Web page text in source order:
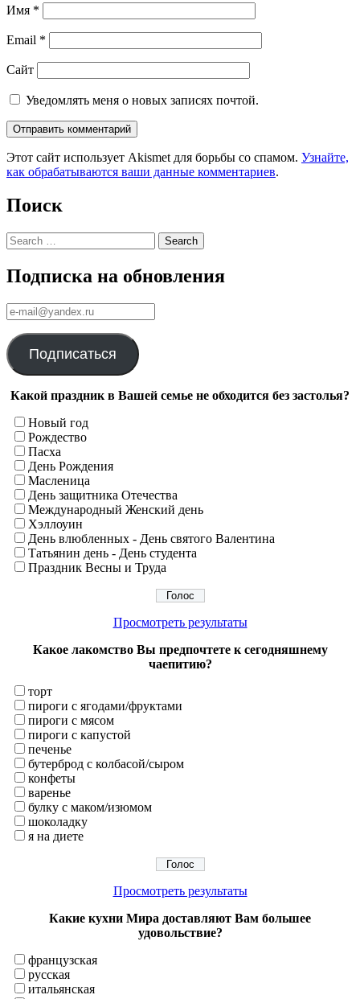
Имя *
Email *
Сайт
Уведомлять меня о новых записях почтой.
Этот сайт использует Akismet для борьбы со спамом. Узнайте,
как обрабатываются ваши данные комментариев.
Поиск
Search
Подписка на обновления
е-
mail@yandex.ru
Подписаться
Какой праздник в Вашей семье не обходится без застолья?
Новый год
Рождество
Пасха
День Рождения
Масленица
День защитника Отечества
Международный Женский день
Хэллоуин
День влюбленных - День святого Валентина
Татьянин день - День студента
Праздник Весны и Труда
Просмотреть результаты
Какое лакомство Вы предпочтете к сегодняшнему
чаепитию?
торт
пироги с ягодами/фруктами
пироги с мясом
пироги с капустой
печенье
бутерброд с колбасой/сыром
конфеты
варенье
булку с маком/изюмом
шоколадку
я на диете
Просмотреть результаты
Какие кухни Мира доставляют Вам большее
удовольствие?
французская
русская
итальянская